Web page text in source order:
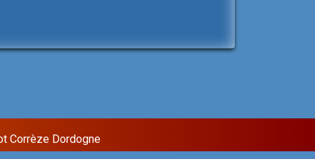
Corrèze Dordogne